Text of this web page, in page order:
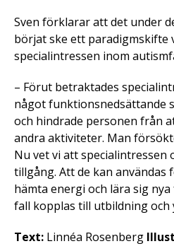
Sven förklarar att det under
börjat ske ett paradigmskifte
specialintressen inom
– Förut betraktades
något funktionsnedsättande
och hindrade personen från
andra aktiviteter. Man
Nu vet vi att specialintressen
tillgång. Att de kan användas
hämta energi och lära sig
fall kopplas till utbildning och
Text: Linnéa Rosenberg